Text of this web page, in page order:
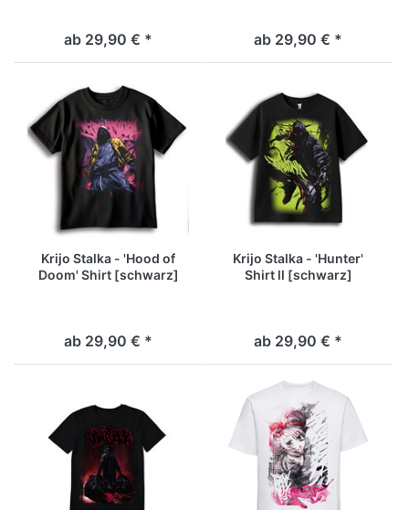
ab 29,90 € * ab 29,90 € *
Krijo Stalka - 'Hood of
Doom' Shirt [schwarz]
ab 29,90 € *
Krijo Stalka - 'Hunter'
Shirt ll [schwarz]
ab 29,90 € *